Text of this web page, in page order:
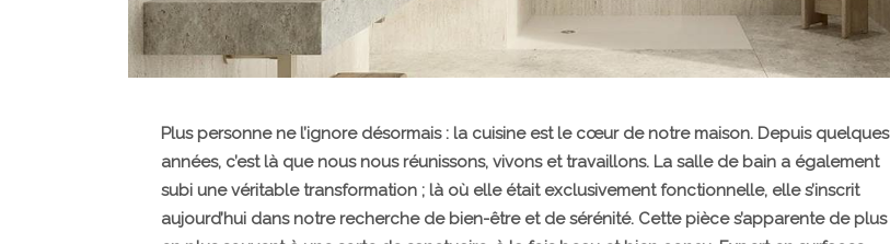
Plus personne ne l’ignore désormais : la cuisine est le cœur de notre maison. Depuis quelques
années, c’est là que nous nous réunissons, vivons et travaillons. La salle de bain a également
subi une véritable transformation ; là où elle était exclusivement fonctionnelle, elle s’inscrit
aujourd’hui dans notre recherche de bien-être et de sérénité. Cette pièce s’apparente de plus